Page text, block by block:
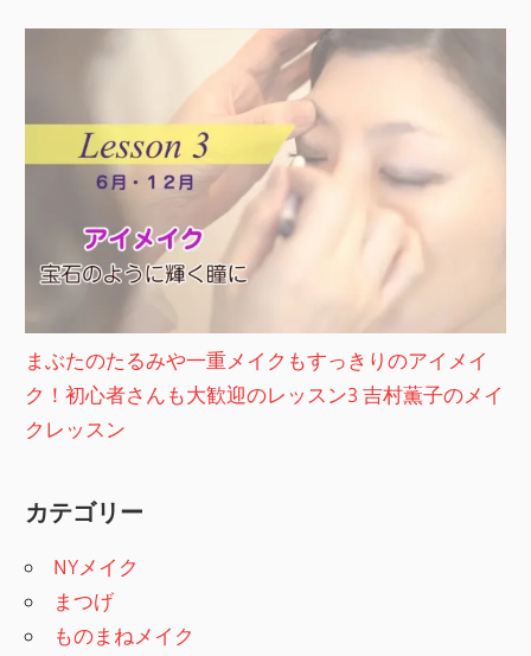
まぶたのたるみや一重メイクもすっきりのアイメイ
ク！初心者さんも大歓迎のレッスン3 吉村薫子のメイ
クレッスン
カテゴリー
NYメイク
まつげ
ものまねメイク